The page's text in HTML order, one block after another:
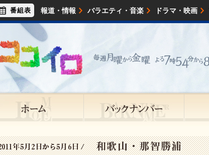
報道・情報 バラエティ・音楽 ドラマ・映画
ライフスタイル
番組表